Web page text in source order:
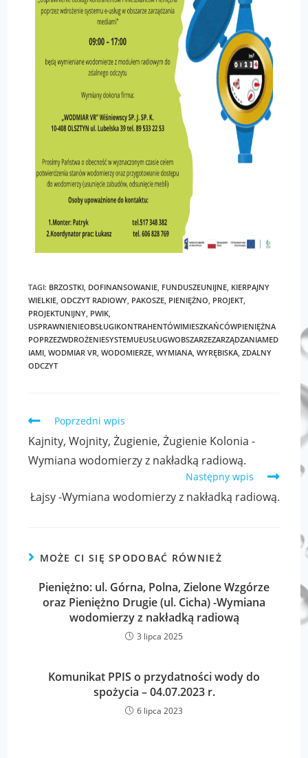
TAGI: BRZOSTKI, DOFINANSOWANIE, FUNDUSZEUNIJNE, KIERPAJNY
WIELKIE, ODCZYT RADIOWY, PAKOSZE, PIENIĘŻNO, PROJEKT,
PROJEKTUNIJNY, PWIK,
USPRAWNIENIEOBSŁUGIKONTRAHENTÓWIMIESZKAŃCÓWPIENIĘŻNA
POPRZEZWDROŻENIESYSTEMUEUSŁUGWOBSZARZEZARZĄDZANIAMED
IAMI, WODMIAR VR, WODOMIERZE, WYMIANA, WYRĘBISKA, ZDALNY
ODCZYT
Poprzedni wpis
Kajnity, Wojnity, Żugienie, Żugienie Kolonia -
Wymiana wodomierzy z nakładką radiową.
Następny wpis
Łajsy -Wymiana wodomierzy z nakładką radiową.
MOŻE CI SIĘ SPODOBAĆ RÓWNIEŻ
Pieniężno: ul. Górna, Polna, Zielone Wzgórze
oraz Pieniężno Drugie (ul. Cicha) -Wymiana
wodomierzy z nakładką radiową
3 lipca 2025
Komunikat PPIS o przydatności wody do
spożycia – 04.07.2023 r.
6 lipca 2023